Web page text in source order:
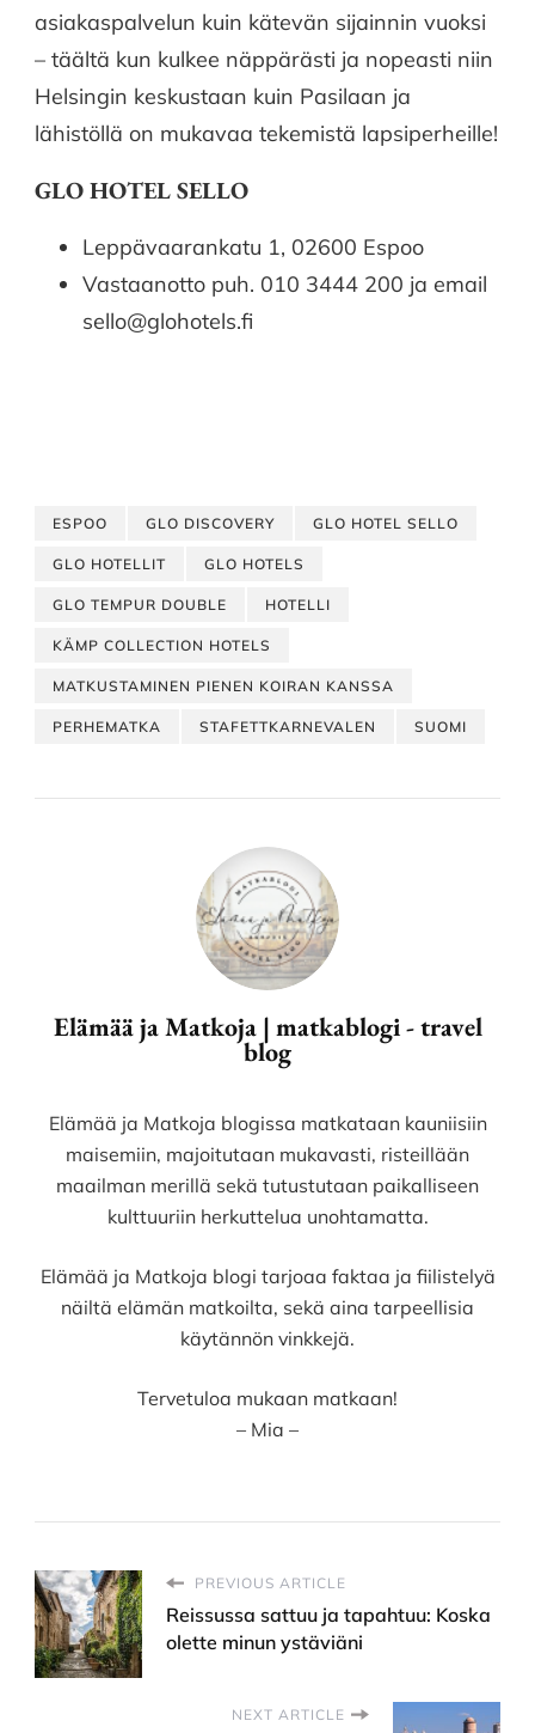
asiakaspalvelun kuin kätevän sijainnin vuoksi
– täältä kun kulkee näppärästi ja nopeasti niin
Helsingin keskustaan kuin Pasilaan ja
lähistöllä on mukavaa tekemistä lapsiperheille!
GLO HOTEL SELLO
Leppävaarankatu 1, 02600 Espoo
Vastaanotto puh. 010 3444 200 ja email
sello@glohotels.fi
ESPOO GLO DISCOVERY GLO HOTEL SELLO
GLO HOTELLIT GLO HOTELS
GLO TEMPUR DOUBLE HOTELLI
KÄMP COLLECTION HOTELS
MATKUSTAMINEN PIENEN KOIRAN KANSSA
PERHEMATKA STAFETTKARNEVALEN SUOMI
Elämää ja Matkoja | matkablogi - travel
blog
Elämää ja Matkoja blogissa matkataan kauniisiin
maisemiin, majoitutaan mukavasti, risteillään
maailman merillä sekä tutustutaan paikalliseen
kulttuuriin herkuttelua unohtamatta.
Elämää ja Matkoja blogi tarjoaa faktaa ja fiilistelyä
näiltä elämän matkoilta, sekä aina tarpeellisia
käytännön vinkkejä.
Tervetuloa mukaan matkaan!
– Mia –
PREVIOUS ARTICLE
Reissussa sattuu ja tapahtuu: Koska
olette minun ystäviäni
NEXT ARTICLE